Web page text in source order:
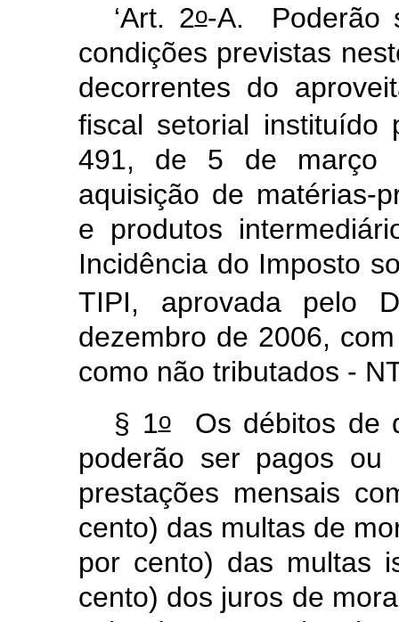
‘Art. 2o-A. Poderão
condições previstas
decorrentes do
fiscal setorial instituído
491, de 5 de março
aquisição de matérias-
e produtos
Incidência do Imposto
TIPI, aprovada pelo
dezembro de 2006,
como não tributados -
§ 1oOs débitos de
poderão ser pagos ou
prestações mensais
cento) das multas de
por cento) das multas
cento) dos juros de